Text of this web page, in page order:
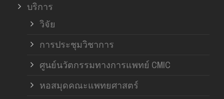
บริการ
วิจัย
การประชุมวิชาการ
ศูนย์นวัตกรรมทางการแพทย์ CMIC
หอสมุดคณะแพทยศาสตร์